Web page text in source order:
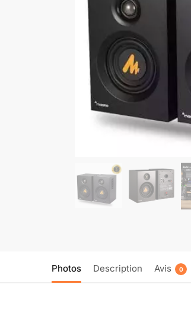
Photos Description Avis 0